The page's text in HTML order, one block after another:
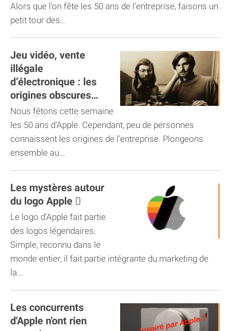
Alors que l’on fête les 50 ans de l’entreprise, faisons un
petit tour des...
Jeu vidéo, vente
illégale
d’électronique : les
origines obscures
d’Apple
Nous fêtons cette semaine
les 50 ans d’Apple. Cependant, peu de personnes
connaissent les origines de l’entreprise. Plongeons
ensemble au...
Les mystères autour
du logo Apple 
Le logo d’Apple fait partie
des logos légendaires.
Simple, reconnu dans le
monde entier, il fait partie intégrante du marketing de
la...
Les concurrents
d'Apple n'ont rien